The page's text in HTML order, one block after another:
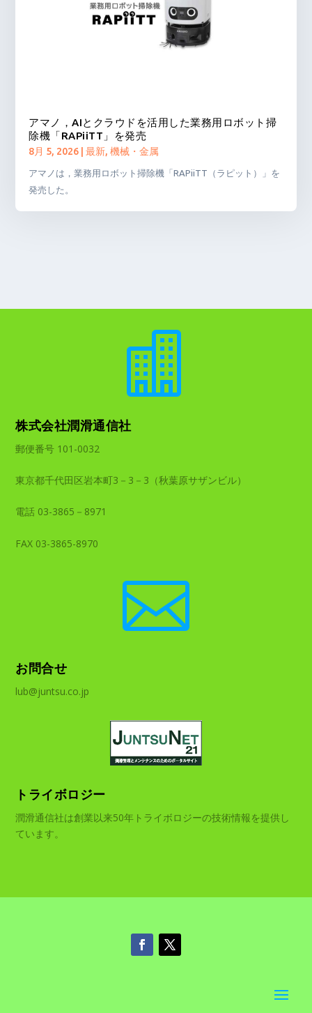
アマノ，AIとクラウドを活用した業務用ロボット掃
除機「RAPiiTT」を発売
8月 5, 2026 |最新,機械・金属
アマノは，業務用ロボット掃除機「RAPiiTT（ラピット）」を
発売した。

株式会社潤滑通信社
郵便番号 101-0032
東京都千代田区岩本町3－3－3（秋葉原サザンビル）
電話 03-3865－8971
FAX 03-3865-8970

お問合せ
lub@juntsu.co.jp
トライボロジー
潤滑通信社は創業以来50年トライボロジーの技術情報を提供し
ています。